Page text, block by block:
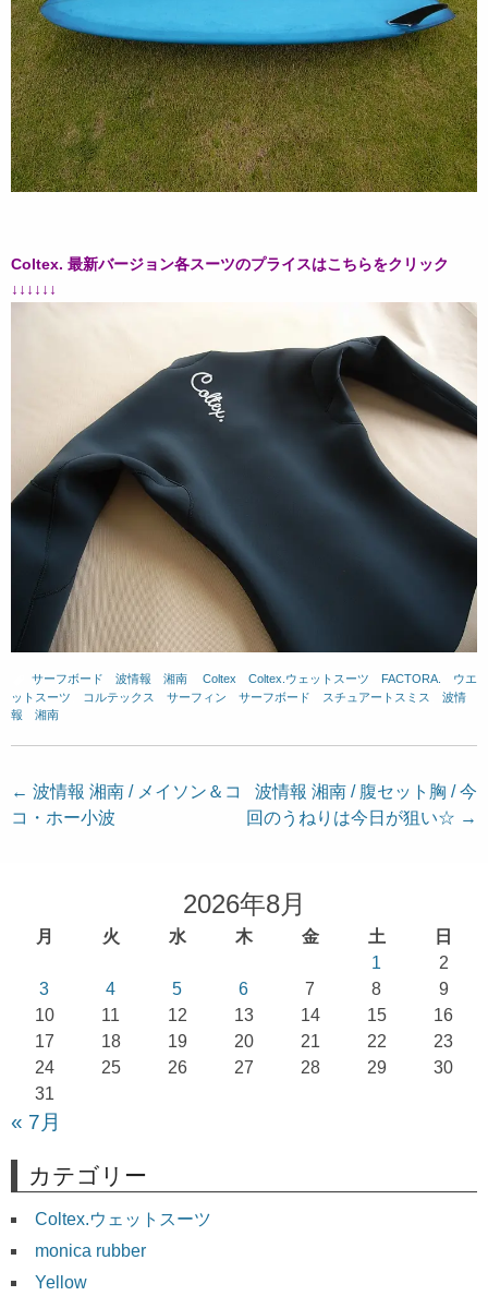
Coltex. 最新バージョン各スーツのプライスはこちらをクリック
↓↓↓↓↓↓
サーフボード 波情報 湘南 Coltex Coltex.ウェットスーツ FACTORA.
ウエ
ットスーツ
コルテックス サーフィン サーフボード スチュアートスミス
波情
報 湘南
投
稿
← 波情報 湘南 / メイソン＆コ
コ・ホー小波
波情報 湘南 / 腹セット胸 / 今
回のうねりは今日が狙い☆ →
2026年8月
月 火 水 木 金 土
日
1
2
3
4 5 6 7 8
9
10
11 12 13 14 15
16
17
18 19 20 21 22
23
24
25 26 27 28 29
30
31
« 7月
カテゴリー
Coltex.ウェットスーツ
monica rubber
Yellow